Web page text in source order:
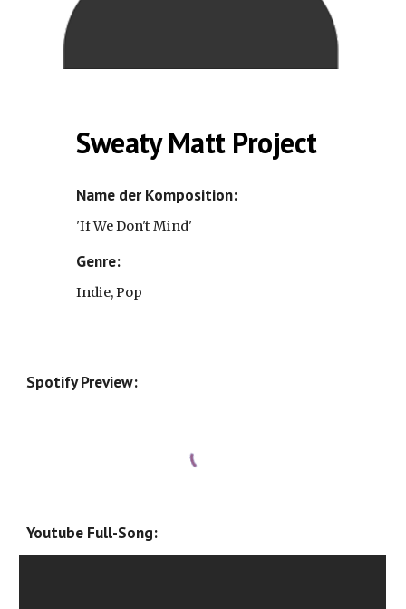
Sweaty Matt Project
Name der Komposition:
'If We Don't Mind'
Genre:
Indie, Pop
Spotify Preview:
Youtube Full-Song: